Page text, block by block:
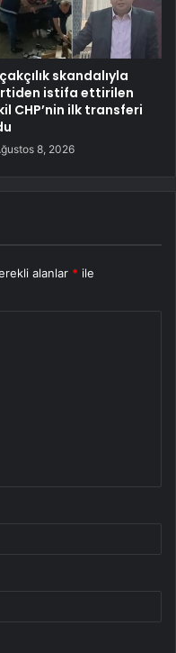
skandalıyla
istifa ettirilen
CHP’nin ilk transferi
8, 2026
alanlar * ile